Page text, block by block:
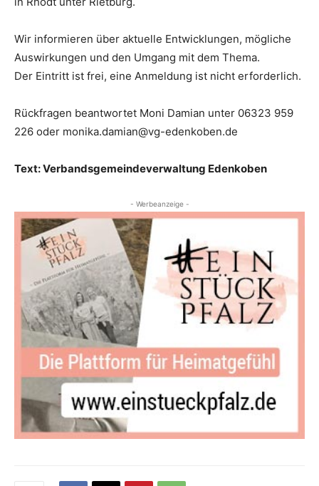
Wir informieren über aktuelle Entwicklungen, mögliche
Auswirkungen und den Umgang mit dem Thema.
Der Eintritt ist frei, eine Anmeldung ist nicht erforderlich.
Rückfragen beantwortet Moni Damian unter 06323 959
226 oder monika.damian@vg-edenkoben.de
Text: Verbandsgemeindeverwaltung Edenkoben
- Werbeanzeige -